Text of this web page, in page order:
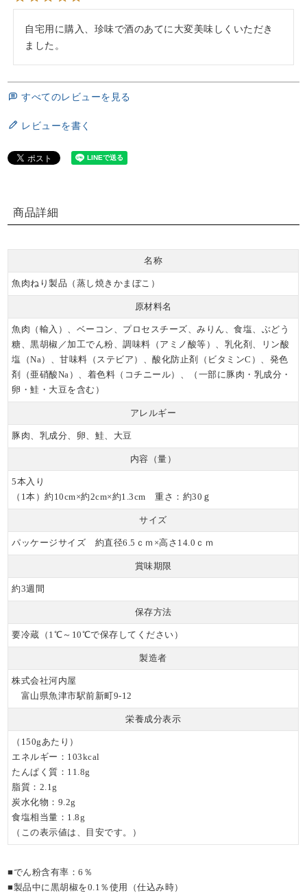
自宅用に購入、珍味で酒のあてに大変美味しくいただき
ました。
すべてのレビューを見る
レビューを書く
商品詳細
名称
魚肉ねり製品（蒸し焼きかまぼこ）
原材料名
魚肉（輸入）、ベーコン、プロセスチーズ、みりん、食塩、ぶどう
糖、黒胡椒／加工でん粉、調味料（アミノ酸等）、乳化剤、リン酸
塩（Na）、甘味料（ステビア）、酸化防止剤（ビタミンC）、発色
剤（亜硝酸Na）、着色料（コチニール）、（一部に豚肉・乳成分・
卵・鮭・大豆を含む）
アレルギー
豚肉、乳成分、卵、鮭、大豆
内容（量）
5本入り
（1本）約10cm×約2cm×約1.3cm 重さ：約30ｇ
サイズ
パッケージサイズ 約直径6.5ｃｍ×高さ14.0ｃｍ
賞味期限
約3週間
保存方法
要冷蔵（1℃～10℃で保存してください）
製造者
株式会社河内屋
富山県魚津市駅前新町9-12
栄養成分表示
（150gあたり）
エネルギー：103kcal
たんぱく質：11.8g
脂質：2.1g
炭水化物：9.2g
食塩相当量：1.8g
（この表示値は、目安です。）
■でん粉含有率：6％
■製品中に黒胡椒を0.1％使用（仕込み時）